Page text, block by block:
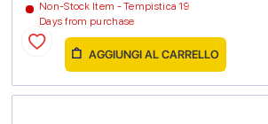
Non-Stock Item - Tempistica 19
Days from purchase
AGGIUNGI AL CARRELLO